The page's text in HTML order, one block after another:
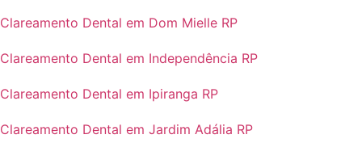
Clareamento Dental em Dom Mielle RP
Clareamento Dental em Independência RP
Clareamento Dental em Ipiranga RP
Clareamento Dental em Jardim Adália RP